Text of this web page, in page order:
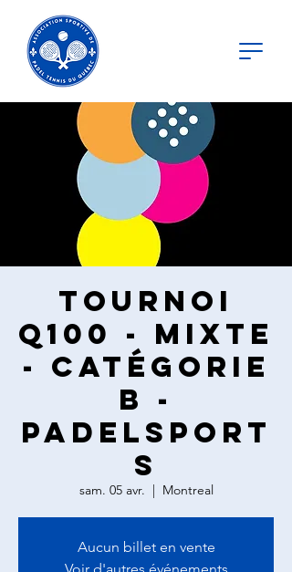
Tournoi
Q100 - Mixte
- Catégorie
B -
PadelSport
s
sam. 05 avr.
  |
Montreal
Aucun billet en vente